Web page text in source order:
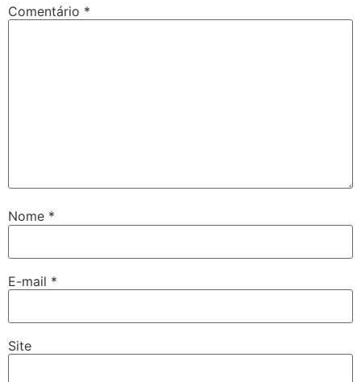
Comentário *
Nome *
E-mail *
Site